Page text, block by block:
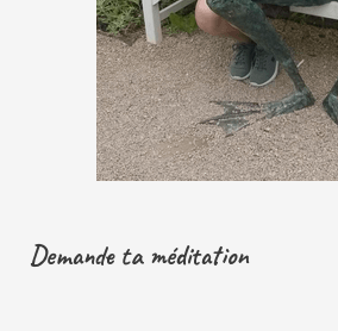
Demande ta méditation